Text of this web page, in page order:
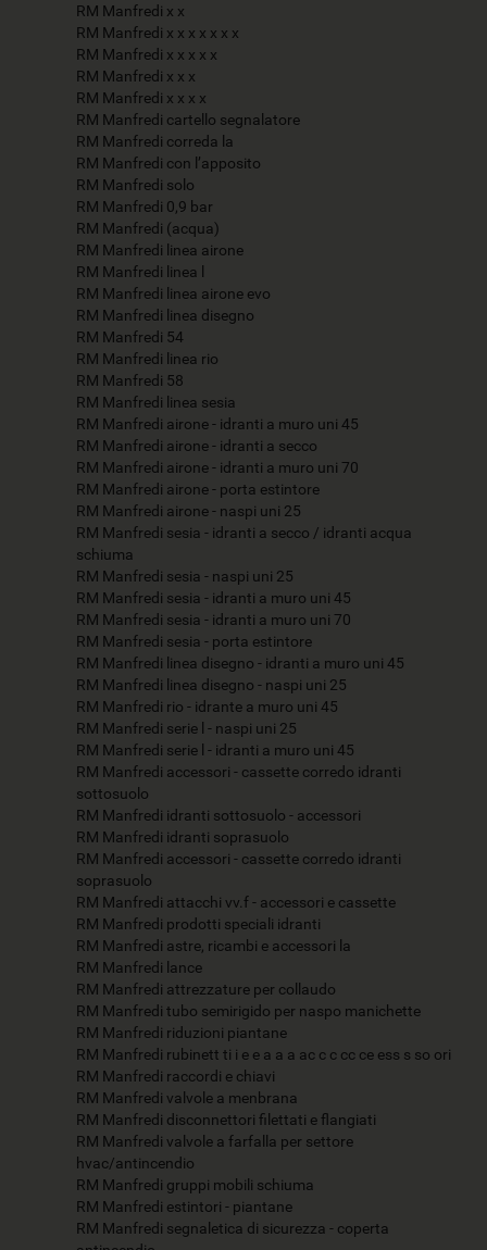
RM Manfredi x x
RM Manfredi x x x x x x x
RM Manfredi x x x x x
RM Manfredi x x x
RM Manfredi x x x x
RM Manfredi cartello segnalatore
RM Manfredi correda la
RM Manfredi con l’apposito
RM Manfredi solo
RM Manfredi 0,9 bar
RM Manfredi (acqua)
RM Manfredi linea airone
RM Manfredi linea l
RM Manfredi linea airone evo
RM Manfredi linea disegno
RM Manfredi 54
RM Manfredi linea rio
RM Manfredi 58
RM Manfredi linea sesia
RM Manfredi airone - idranti a muro uni 45
RM Manfredi airone - idranti a secco
RM Manfredi airone - idranti a muro uni 70
RM Manfredi airone - porta estintore
RM Manfredi airone - naspi uni 25
RM Manfredi sesia - idranti a secco / idranti acqua
schiuma
RM Manfredi sesia - naspi uni 25
RM Manfredi sesia - idranti a muro uni 45
RM Manfredi sesia - idranti a muro uni 70
RM Manfredi sesia - porta estintore
RM Manfredi linea disegno - idranti a muro uni 45
RM Manfredi linea disegno - naspi uni 25
RM Manfredi rio - idrante a muro uni 45
RM Manfredi serie l - naspi uni 25
RM Manfredi serie l - idranti a muro uni 45
RM Manfredi accessori - cassette corredo idranti
sottosuolo
RM Manfredi idranti sottosuolo - accessori
RM Manfredi idranti soprasuolo
RM Manfredi accessori - cassette corredo idranti
soprasuolo
RM Manfredi attacchi vv.f - accessori e cassette
RM Manfredi prodotti speciali idranti
RM Manfredi astre, ricambi e accessori la
RM Manfredi lance
RM Manfredi attrezzature per collaudo
RM Manfredi tubo semirigido per naspo manichette
RM Manfredi riduzioni piantane
RM Manfredi rubinett ti i e e a a a ac c c cc ce ess s so ori
RM Manfredi raccordi e chiavi
RM Manfredi valvole a menbrana
RM Manfredi disconnettori filettati e flangiati
RM Manfredi valvole a farfalla per settore
hvac/antincendio
RM Manfredi gruppi mobili schiuma
RM Manfredi estintori - piantane
RM Manfredi segnaletica di sicurezza - coperta